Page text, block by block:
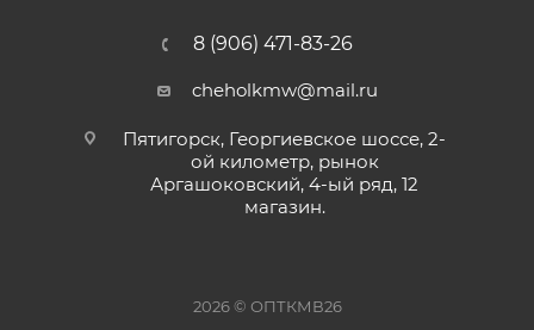
8 (906) 471-83-26
cheholkmw@mail.ru
Пятигорск, Георгиевское шоссе, 2-
ой километр, рынок
Аргашоковский, 4-ый ряд, 12
магазин.
2026 © ОПТКМВ26